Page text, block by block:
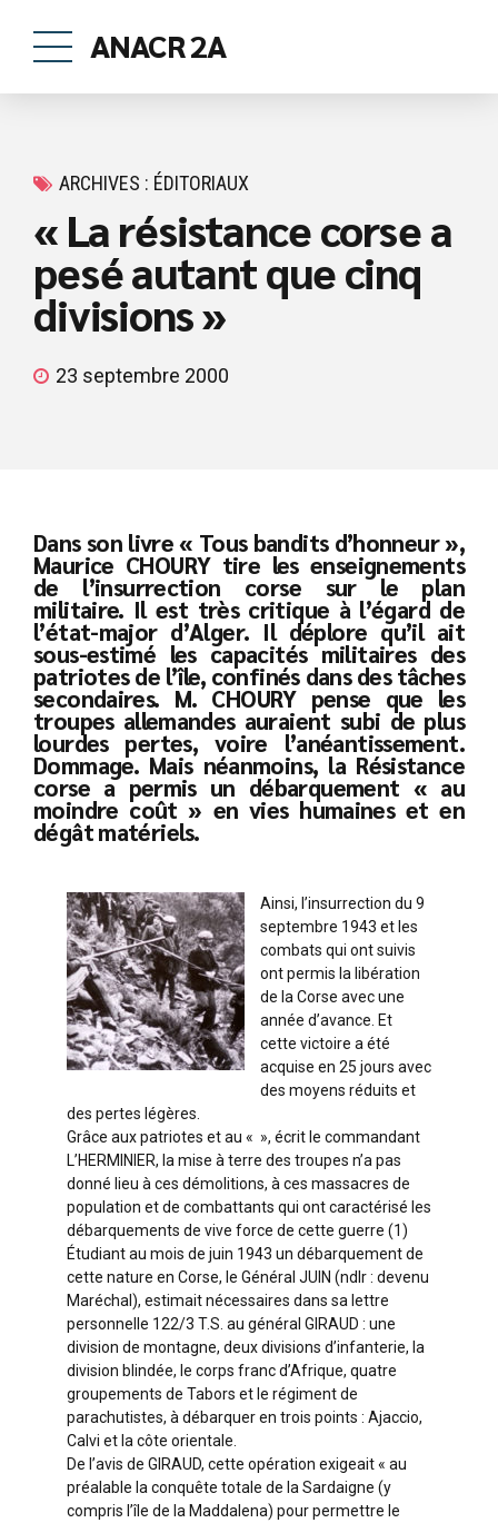
ANACR 2A
ARCHIVES : ÉDITORIAUX
« La résistance corse a
pesé autant que cinq
divisions »
23 septembre 2000
Dans son livre « Tous bandits d’honneur »,
Maurice CHOURY tire les enseignements
de l’insurrection corse sur le plan
militaire. Il est très critique à l’égard de
l’état-major d’Alger. Il déplore qu’il ait
sous-estimé les capacités militaires des
patriotes de l’île, confinés dans des tâches
secondaires. M. CHOURY pense que les
troupes allemandes auraient subi de plus
lourdes pertes, voire l’anéantissement.
Dommage. Mais néanmoins, la Résistance
corse a permis un débarquement « au
moindre coût » en vies humaines et en
dégât matériels.
Ainsi, l’insurrection du 9
septembre 1943 et les
combats qui ont suivis
ont permis la libération
de la Corse avec une
année d’avance. Et
cette victoire a été
acquise en 25 jours avec
des moyens réduits et
des pertes légères.
Grâce aux patriotes et au « », écrit le commandant
L’HERMINIER, la mise à terre des troupes n’a pas
donné lieu à ces démolitions, à ces massacres de
population et de combattants qui ont caractérisé les
débarquements de vive force de cette guerre (1)
Étudiant au mois de juin 1943 un débarquement de
cette nature en Corse, le Général JUIN (ndlr : devenu
Maréchal), estimait nécessaires dans sa lettre
personnelle 122/3 T.S. au général GIRAUD : une
division de montagne, deux divisions d’infanterie, la
division blindée, le corps franc d’Afrique, quatre
groupements de Tabors et le régiment de
parachutistes, à débarquer en trois points : Ajaccio,
Calvi et la côte orientale.
De l’avis de GIRAUD, cette opération exigeait « au
préalable la conquête totale de la Sardaigne (y
compris l’île de la Maddalena) pour permettre le